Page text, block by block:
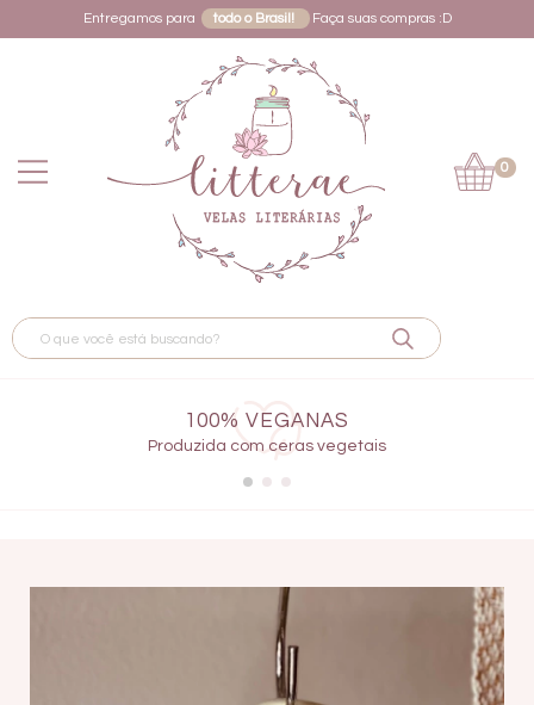
Entregamos para todo o Brasil! Faça suas compras :D
0
100% VEGANAS
Produzida com ceras vegetais